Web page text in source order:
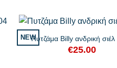
NEW
+
Πυτζάμα Billy ανδρική
€25.00